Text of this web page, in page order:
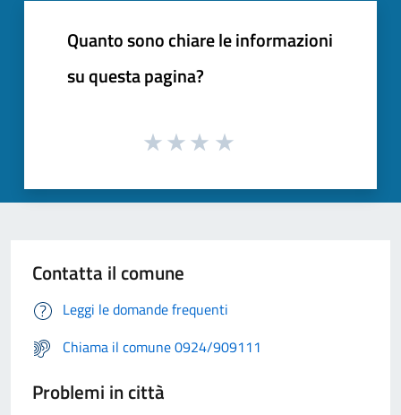
Quanto sono chiare le informazioni
su questa pagina?
Contatta il comune
Leggi le domande frequenti
Chiama il comune 0924/909111
Problemi in città